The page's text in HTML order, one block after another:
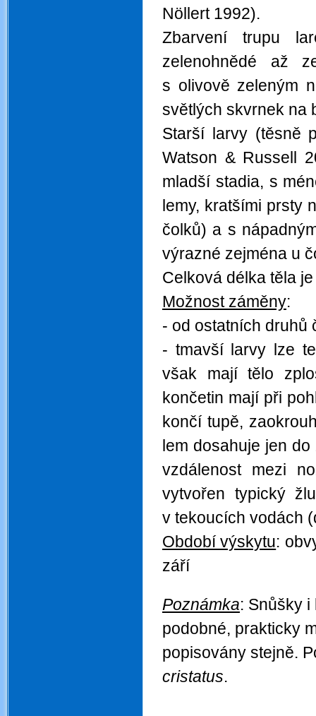
Nöllert 1992).
Zbarvení trupu
zelenohnědé až
s olivově zeleným
světlých skvrnek na
Starší larvy (těsně
Watson & Russell
mladší stadia, s
lemy, kratšími prsty
čolků) a s
výrazné zejména u
Celková délka těla
Možnost záměny:
- od ostatních druhů
- tmavší larvy lze
však mají tělo
končetin mají při
končí tupě,
lem dosahuje jen
vzdálenost mezi
vytvořen typický
v tekoucích vodách
Období výskytu:
září
Poznámka: Snůšky
podobné, prakticky
popisovány stejně.
cristatus.